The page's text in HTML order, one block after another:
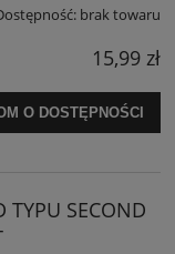
brak towaru
15,99 zł
O DOSTĘPNOŚCI
TYPU SECOND